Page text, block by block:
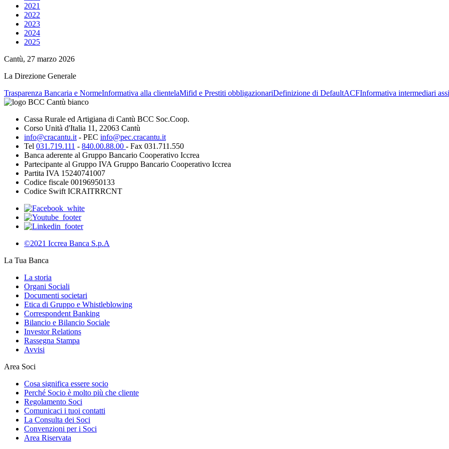
2021
2022
2023
2024
2025
Cantù, 27 marzo 2026
La Direzione Generale
Trasparenza Bancaria e NormeInformativa alla clientelaMifid e Prestiti obbligazionariDefinizione di DefaultACFInformativa intermediari
Cassa Rurale ed Artigiana di Cantù BCC Soc.Coop.
Corso Unità d'Italia 11, 22063 Cantù
info@cracantu.it - PEC info@pec.cracantu.it
Tel 031.719.111 - 840.00.88.00 - Fax 031.711.550
Banca aderente al Gruppo Bancario Cooperativo Iccrea
Partecipante al Gruppo IVA Gruppo Bancario Cooperativo Iccrea
Partita IVA 15240741007
Codice fiscale 00196950133
Codice Swift ICRAITRRCNT
©2021 Iccrea Banca S.p.A
La Tua Banca
La storia
Organi Sociali
Documenti societari
Etica di Gruppo e Whistleblowing
Correspondent Banking
Bilancio e Bilancio Sociale
Investor Relations
Rassegna Stampa
Avvisi
Area Soci
Cosa significa essere socio
Perché Socio è molto più che cliente
Regolamento Soci
Comunicaci i tuoi contatti
La Consulta dei Soci
Convenzioni per i Soci
Area Riservata